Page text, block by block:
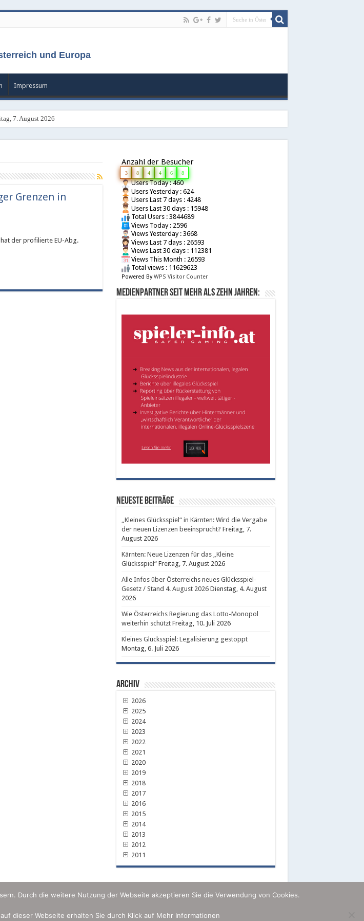
und Europa
Impressum
7. August 2026
Grenzen in
der profilierte EU-Abg.
Anzahl der Besucher
3 8 4 4 6 8
Users Today : 460
Users Yesterday : 624
Users Last 7 days : 4248
Users Last 30 days : 15948
Total Users : 3844689
Views Today : 2596
Views Yesterday : 3668
Views Last 7 days : 26593
Views Last 30 days : 112381
Views This Month : 26593
Total views : 11629623
Powered By WPS Visitor Counter
Medienpartner seit mehr als zehn Jahren:
Neueste Beiträge
„Kleines Glücksspiel“ in Kärnten: Wird die Vergabe
der neuen Lizenzen beeinsprucht? Freitag, 7.
August 2026
Kärnten: Neue Lizenzen für das „Kleine
Glücksspiel“ Freitag, 7. August 2026
Alle Infos über Österreichs neues Glücksspiel-
Gesetz / Stand 4. August 2026 Dienstag, 4. August
2026
Wie Österreichs Regierung das Lotto-Monopol
weiterhin schützt Freitag, 10. Juli 2026
Kleines Glücksspiel: Legalisierung gestoppt
Montag, 6. Juli 2026
Archiv
2026
2025
2024
2023
2022
2021
2020
2019
2018
2017
2016
2015
2014
2013
2012
2011
Durch die weitere Nutzung der Webseite akzeptieren Sie die Verwendung von Cookies.
dieser Webseite erhalten Sie durch Klick auf Mehr Informationen